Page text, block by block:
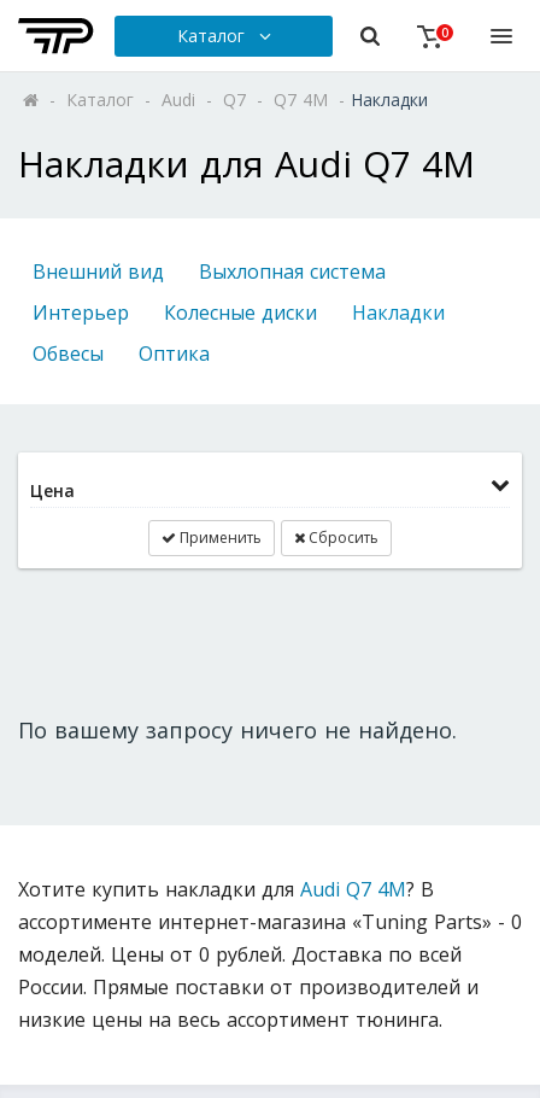
Каталог 0
- Каталог - Audi - Q7 - Q7 4M - Накладки
Накладки для Audi Q7 4M
Внешний вид
Выхлопная система
Интерьер
Колесные диски
Накладки
Обвесы
Оптика
Цена
Применить Сбросить
По вашему запросу ничего не найдено.
Хотите купить накладки для Audi Q7 4M? В
ассортименте интернет-магазина «Tuning Parts» - 0
моделей. Цены от 0 рублей. Доставка по всей
России. Прямые поставки от производителей и
низкие цены на весь ассортимент тюнинга.